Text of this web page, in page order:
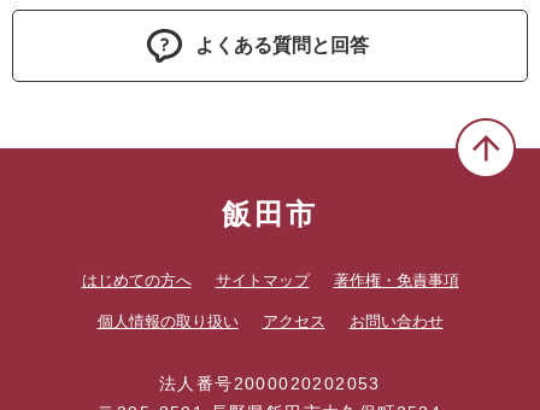
よくある質問と回答
飯田市
はじめての方へ サイトマップ 著作権・免責事項
個人情報の取り扱い アクセス お問い合わせ
法人番号2000020202053